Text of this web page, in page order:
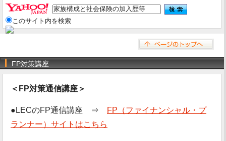
このサイト内を検索
FP対策講座
＜FP対策通信講座＞
●LECのFP通信講座 ⇒
FP（ファイナンシャル・プ
ランナー）サイトはこちら